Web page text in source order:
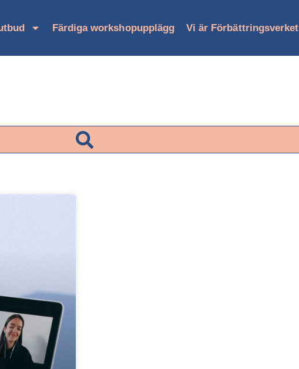
Färdiga workshopupplägg Vi är Förbättringsverket